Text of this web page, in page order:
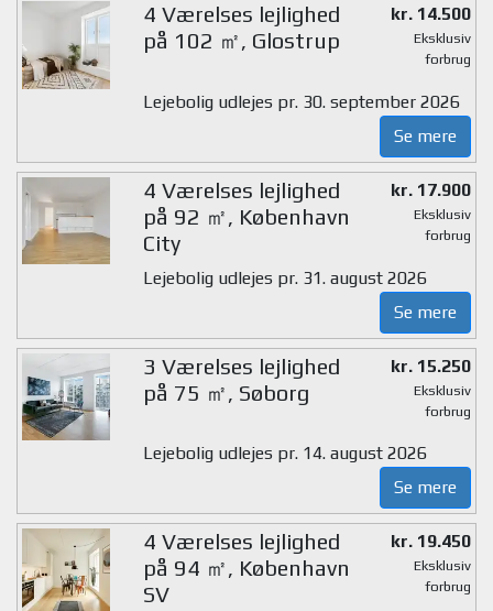
4 Værelses lejlighed
på 102 ㎡, Glostrup
kr. 14.500
Eksklusiv
forbrug
Lejebolig udlejes pr. 30. september 2026
Se mere
4 Værelses lejlighed
på 92 ㎡, København
City
kr. 17.900
Eksklusiv
forbrug
Lejebolig udlejes pr. 31. august 2026
Se mere
3 Værelses lejlighed
på 75 ㎡, Søborg
kr. 15.250
Eksklusiv
forbrug
Lejebolig udlejes pr. 14. august 2026
Se mere
4 Værelses lejlighed
på 94 ㎡, København
SV
kr. 19.450
Eksklusiv
forbrug